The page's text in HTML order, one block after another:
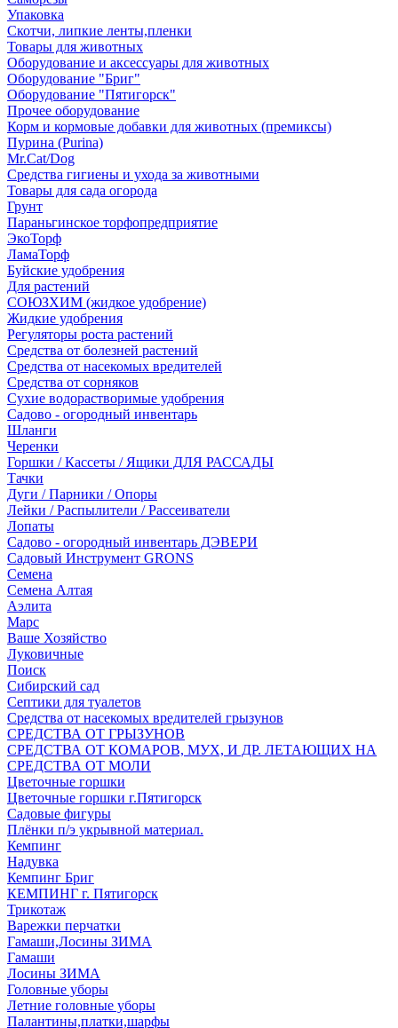
Упаковка
Скотчи, липкие ленты,пленки
Товары для животных
Оборудование и аксессуары для животных
Оборудование "Бриг"
Оборудование "Пятигорск"
Прочее оборудование
Корм и кормовые добавки для животных (премиксы)
Пурина (Purina)
Mr.Cat/Dog
Средства гигиены и ухода за животными
Товары для сада огорода
Грунт
Параньгинское торфопредприятие
ЭкоТорф
ЛамаТорф
Буйские удобрения
Для растений
СОЮЗХИМ (жидкое удобрение)
Жидкие удобрения
Регуляторы роста растений
Средства от болезней растений
Средства от насекомых вредителей
Средства от сорняков
Сухие водорастворимые удобрения
Садово - огородный инвентарь
Шланги
Черенки
Горшки / Кассеты / Ящики ДЛЯ РАССАДЫ
Тачки
Дуги / Парники / Опоры
Лейки / Распылители / Рассеиватели
Лопаты
Садово - огородный инвентарь ДЭВЕРИ
Садовый Инструмент GRONS
Семена
Семена Алтая
Аэлита
Марс
Ваше Хозяйство
Луковичные
Поиск
Сибирский сад
Септики для туалетов
Средства от насекомых вредителей грызунов
СPEДСТВА ОТ ГРЫЗУНОВ
СРЕДСТВА ОТ КОМАРОВ, МУХ, И ДР. ЛЕТАЮЩИХ НА
СРЕДСТВА ОТ МОЛИ
Цветочные горшки
Цветочные горшки г.Пятигорск
Садовые фигуры
Плёнки п/э укрывной материал.
Кемпинг
Надувка
Кемпинг Бриг
КЕМПИНГ г. Пятигорск
Трикотаж
Варежки перчатки
Гамаши,Лосины ЗИМА
Гамаши
Лосины ЗИМА
Головные уборы
Летние головные уборы
Палантины,платки,шарфы